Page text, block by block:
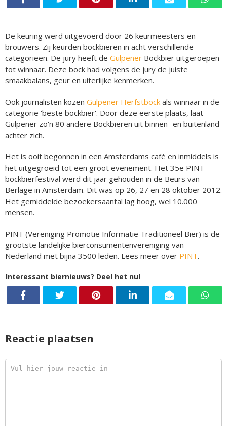
De keuring werd uitgevoerd door 26 keurmeesters en
brouwers. Zij keurden bockbieren in acht verschillende
categorieën. De jury heeft de Gulpener Bockbier uitgeroepen
tot winnaar. Deze bock had volgens de jury de juiste
smaakbalans, geur en uiterlijke kenmerken.
Ook journalisten kozen Gulpener Herfstbock als winnaar in de
categorie 'beste bockbier'. Door deze eerste plaats, laat
Gulpener zo'n 80 andere Bockbieren uit binnen- en buitenland
achter zich.
Het is ooit begonnen in een Amsterdams café en inmiddels is
het uitgegroeid tot een groot evenement. Het 35e PINT-
bockbierfestival werd dit jaar gehouden in de Beurs van
Berlage in Amsterdam. Dit was op 26, 27 en 28 oktober 2012.
Het gemiddelde bezoekersaantal lag hoog, wel 10.000
mensen.
PINT (Vereniging Promotie Informatie Traditioneel Bier) is de
grootste landelijke bierconsumentenvereniging van
Nederland met bijna 3500 leden. Lees meer over PINT.
Interessant biernieuws? Deel het nu!
Reactie plaatsen